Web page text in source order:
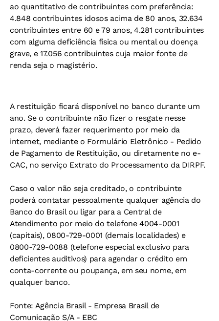
ao quantitativo de contribuintes com preferência:
4.848 contribuintes idosos acima de 80 anos, 32.634
contribuintes entre 60 e 79 anos, 4.281 contribuintes
com alguma deficiência física ou mental ou doença
grave, e 17.056 contribuintes cuja maior fonte de
renda seja o magistério.
A restituição ficará disponível no banco durante um
ano. Se o contribuinte não fizer o resgate nesse
prazo, deverá fazer requerimento por meio da
internet, mediante o Formulário Eletrônico - Pedido
de Pagamento de Restituição, ou diretamente no e-
CAC, no serviço Extrato do Processamento da DIRPF.
Caso o valor não seja creditado, o contribuinte
poderá contatar pessoalmente qualquer agência do
Banco do Brasil ou ligar para a Central de
Atendimento por meio do telefone 4004-0001
(capitais), 0800-729-0001 (demais localidades) e
0800-729-0088 (telefone especial exclusivo para
deficientes auditivos) para agendar o crédito em
conta-corrente ou poupança, em seu nome, em
qualquer banco.
Fonte: Agência Brasil - Empresa Brasil de
Comunicação S/A - EBC